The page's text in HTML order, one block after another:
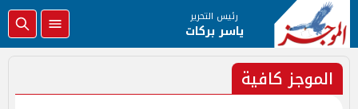
رئيس التحرير
ياسر بركات
الموجز كافية